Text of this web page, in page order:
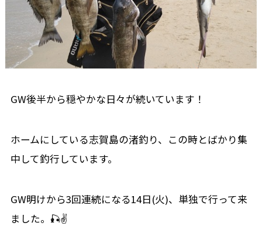
GW後半から穏やかな日々が続いています！
ホームにしている志賀島の渚釣り、この時とばかり集
中して釣行しています。
GW明けから3回連続になる14日(火)、単独で行って来
ました。🎣✌